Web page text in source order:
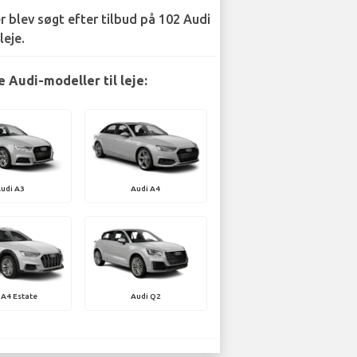
blev søgt efter tilbud på 102 Audi
Audi-modeller til leje:
A3 Audi A4
Estate Audi Q2